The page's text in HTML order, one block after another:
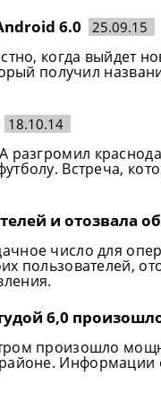
6.0 25.09.15
когда выйдет
получил
18.10.14
разгромил
Встреча,
и отозвала
число для
пользователей,
6,0
произошло
Информации